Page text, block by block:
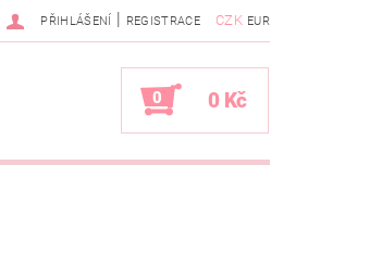
CZK EUR
PŘIHLÁŠENÍ | REGISTRACE
0 0 Kč